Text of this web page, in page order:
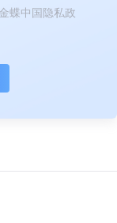
金蝶中国隐私政